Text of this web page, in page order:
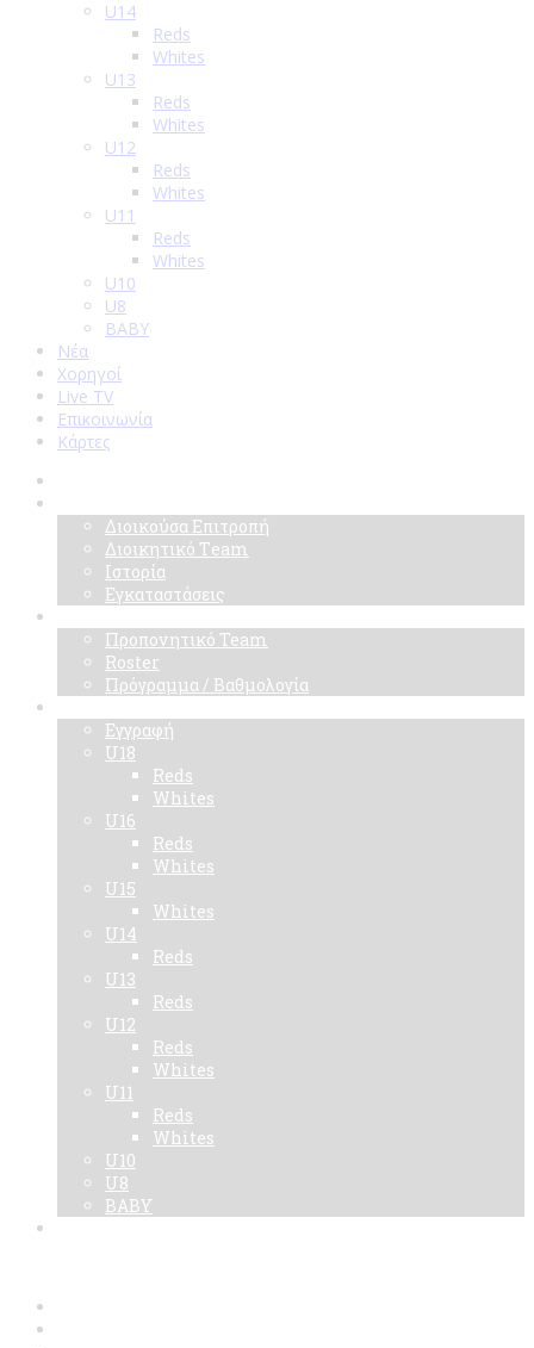
U14
Reds
Whites
U13
Reds
Whites
U12
Reds
Whites
U11
Reds
Whites
U10
U8
BABY
Νέα
Χορηγοί
Live TV
Επικοινωνία
Κάρτες
Διοικούσα Επιτροπή
Διοικητικό Τeam
Ιστορία
Εγκαταστάσεις
Προπονητικό Team
Roster
Πρόγραμμα / Βαθμολογία
Εγγραφή
U18
Reds
Whites
U16
Reds
Whites
U15
Whites
U14
Reds
U13
Reds
U12
Reds
Whites
U11
Reds
Whites
U10
U8
BABY